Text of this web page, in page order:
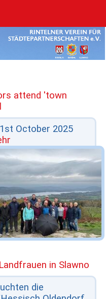
attend 'town
October 2025
in Slawno
die